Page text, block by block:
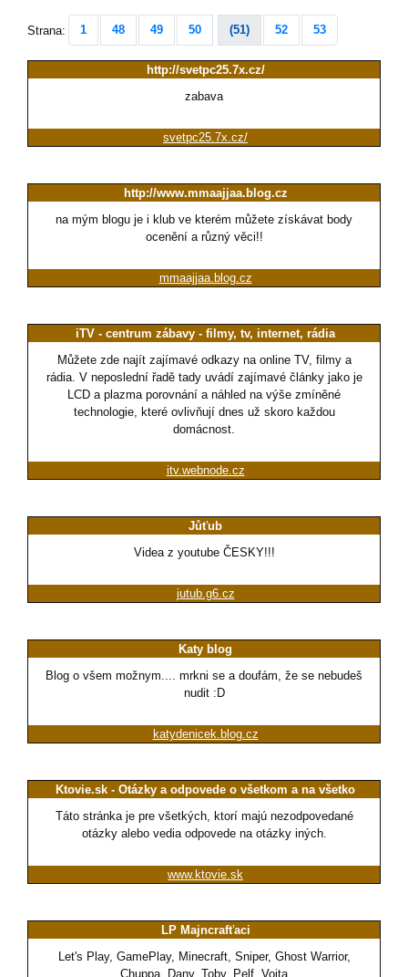
Strana: 1 48 49 50 (51) 52 53
http://svetpc25.7x.cz/
zabava
svetpc25.7x.cz/
http://www.mmaajjaa.blog.cz
na mým blogu je i klub ve kterém můžete získávat body
ocenění a různý věci!!
mmaajjaa.blog.cz
iTV - centrum zábavy - filmy, tv, internet, rádia
Můžete zde najít zajímavé odkazy na online TV, filmy a
rádia. V neposlední řadě tady uvádí zajímavé články jako je
LCD a plazma porovnání a náhled na výše zmíněné
technologie, které ovlivňují dnes už skoro každou
domácnost.
itv.webnode.cz
Jůťub
Videa z youtube ČESKY!!!
jutub.g6.cz
Katy blog
Blog o všem možnym.... mrkni se a doufám, že se nebudeš
nudit :D
katydenicek.blog.cz
Ktovie.sk - Otázky a odpovede o všetkom a na všetko
Táto stránka je pre všetkých, ktorí majú nezodpovedané
otázky alebo vedia odpovede na otázky iných.
www.ktovie.sk
LP Majncrafťaci
Let's Play, GamePlay, Minecraft, Sniper, Ghost Warrior,
Chuppa, Dany, Toby, Pelf, Vojta